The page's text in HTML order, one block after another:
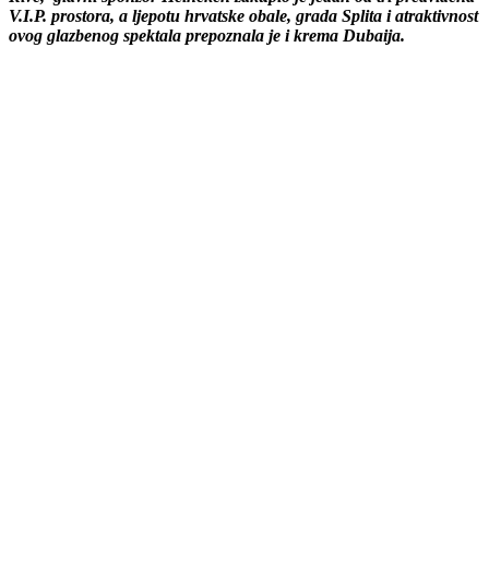
V.I.P. prostora, a ljepotu hrvatske obale, grada Splita i atraktivnost
ovog glazbenog spektala prepoznala je i krema Dubaija.